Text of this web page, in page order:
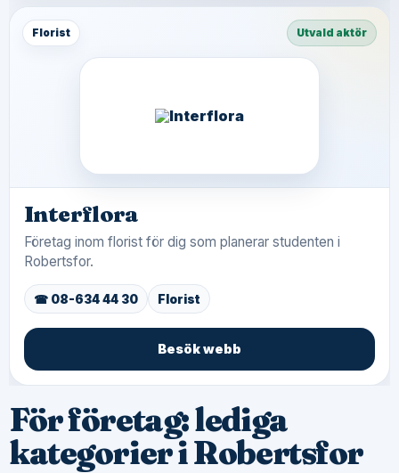
Florist Utvald aktör
Interflora
Företag inom florist för dig som planerar studenten i
Robertsfor.
☎ 08-634 44 30 Florist
Besök webb
För företag: lediga
kategorier i Robertsfor